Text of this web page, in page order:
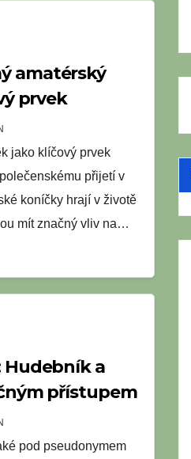
amatérský
prvek
jako klíčový prvek
přijetí v
koníčky hrají v životě
mít značný vliv na…
Hudebník a
přístupem
pod pseudonymem